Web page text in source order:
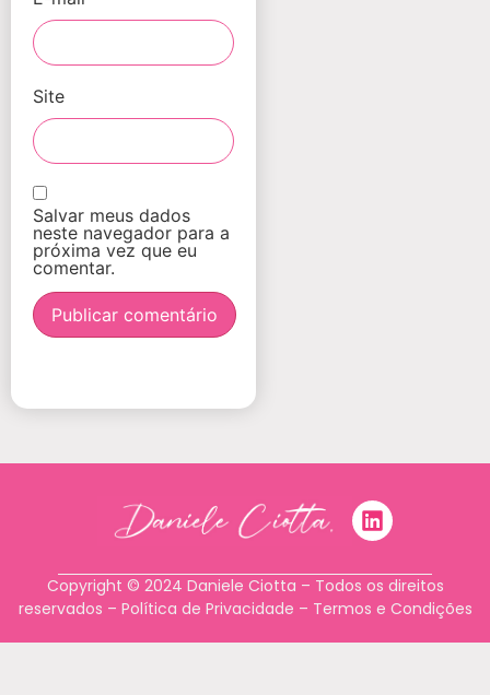
Site
Salvar meus dados
neste navegador para a
próxima vez que eu
comentar.
Copyright © 2024 Daniele Ciotta – Todos os direitos
reservados – Política de Privacidade – Termos e Condições